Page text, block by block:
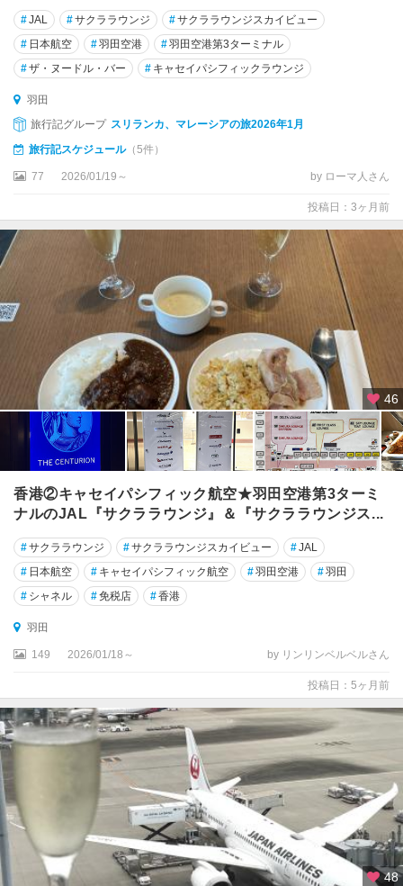
京
ス
カ
イ
リ
ー
宿
高
田
馬
四
袋
・
目
白
東
京
タ
ー
・
・
目
黒
本
木
#JAL #サクララウンジ #サクララウンジスカイビュー
# 日本航空 #羽田空港 #羽田空港第3ターミナル
#ザ・ヌードル・バー # キャセイパシフィックラウンジ
羽田
旅行記グループ スリランカ、マレーシアの旅2026年1月
旅行記スケジュール（5件）
77 2026/01/19～ by ローマ人さん
投稿日：3ヶ月前
46
香港②キャセイパシフィック航空★羽田空港第3ターミ
ナルのJAL『サクララウンジ』＆『サクララウンジス...
#サクララウンジ #サクララウンジスカイビュー #JAL
# 日本航空 # キャセイパシフィック航空 #羽田空港 #羽田
# シャネル #免税店 #香港
羽田
149 2026/01/18～ by リンリンベルベルさん
投稿日：5ヶ月前
48